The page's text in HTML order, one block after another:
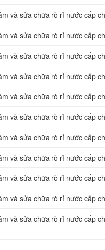
và sửa chữa rò rỉ nước cấp
và sửa chữa rò rỉ nước cấp
và sửa chữa rò rỉ nước cấp
và sửa chữa rò rỉ nước cấp
và sửa chữa rò rỉ nước cấp
và sửa chữa rò rỉ nước cấp
và sửa chữa rò rỉ nước cấp
và sửa chữa rò rỉ nước cấp
và sửa chữa rò rỉ nước cấp
và sửa chữa rò rỉ nước cấp
và sửa chữa rò rỉ nước cấp